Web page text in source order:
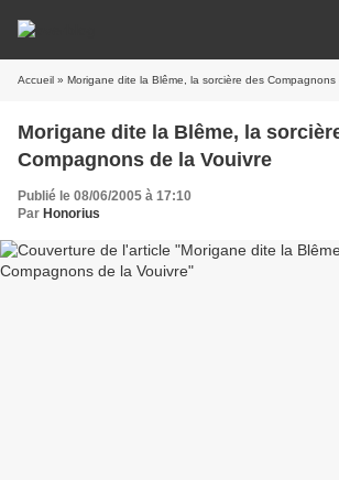
Accueil » Morigane dite la Blême, la sorcière des Compagnons
Morigane dite la Blême, la
Compagnons de la Vouivre
Publié le 08/06/2005 à 17:10
Par Honorius